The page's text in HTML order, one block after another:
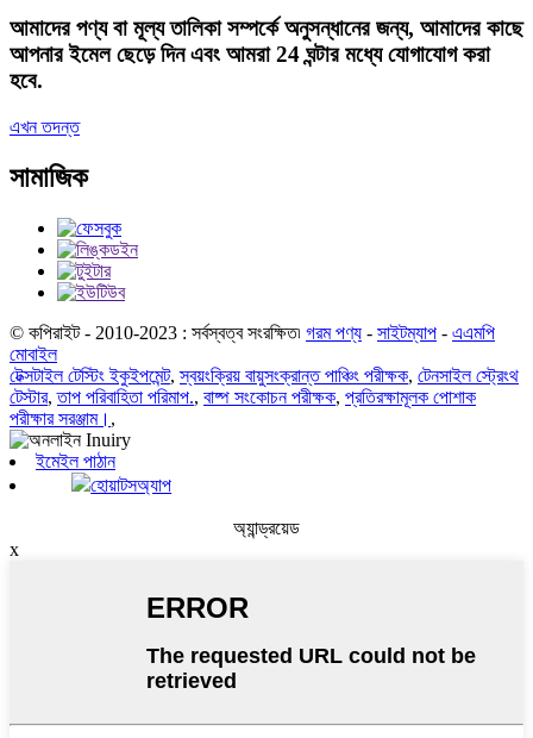
আমাদের পণ্য বা মূল্য তালিকা সম্পর্কে অনুসন্ধানের জন্য, আমাদের কাছে
আপনার ইমেল ছেড়ে দিন এবং আমরা 24 ঘন্টার মধ্যে যোগাযোগ করা
হবে.
এখন তদন্ত
সামাজিক
© কপিরাইট - 2010-2023 : সর্বস্বত্ব সংরক্ষিত৷ গরম পণ্য - সাইটম্যাপ - এএমপি
মোবাইল
টেক্সটাইল টেস্টিং ইকুইপমেন্ট,স্বয়ংক্রিয় বায়ুসংক্রান্ত পাঞ্চিং পরীক্ষক, টেনসাইল স্ট্রেংথ
টেস্টার,তাপ পরিবাহিতা পরিমাপ., বাষ্প সংকোচন পরীক্ষক, প্রতিরক্ষামূলক পোশাক
পরীক্ষার সরঞ্জাম। ,
ইমেইল পাঠান
হোয়াটসঅ্যাপ
অ্যান্ড্রয়েড
x